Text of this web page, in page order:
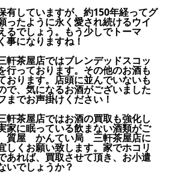
有していますが、約150年経ってグ
ったように永く愛され続けるウイ
るでしょう。もう少しでトーマ
事になりますね！
茶屋店ではブレンデッドスコッ
行っております。その他のお酒も
おります。店頭に並んでいないも
で、気になるお酒がございました
までお声掛けください！
茶屋店ではお酒の買取も強化し
家に眠っている飲まない酒類がご
質屋 かんてい局 三軒茶屋店に
しくお願い致します。家でホコリ
あれば、買取させて頂き、お小遣
いでしょうか？